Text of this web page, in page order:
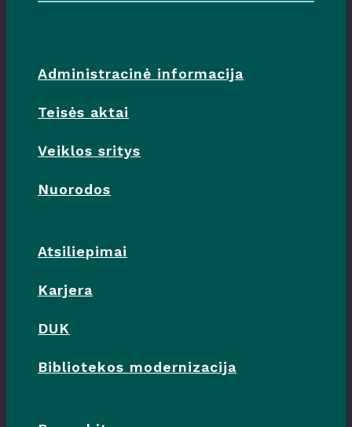
Administracinė informacija
Teisės aktai
Veiklos sritys
Nuorodos
Atsiliepimai
Karjera
DUK
Bibliotekos modernizacija